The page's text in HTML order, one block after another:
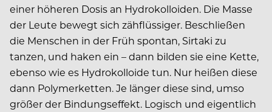
einer höheren Dosis an Hydrokolloiden. Die Masse
der Leute bewegt sich zähflüssiger. Beschließen
die Menschen in der Früh spontan, Sirtaki zu
tanzen, und haken ein – dann bilden sie eine Kette,
ebenso wie es Hydrokolloide tun. Nur heißen diese
dann Polymerketten. Je länger diese sind, umso
größer der Bindungseffekt. Logisch und eigentlich